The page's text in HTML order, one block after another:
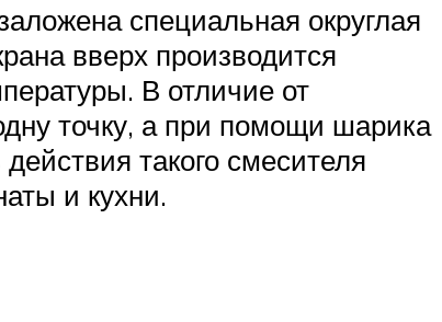
специальная округлая
вверх производится
В отличие от
точку, а при помощи шарика
такого смесителя
и кухни.